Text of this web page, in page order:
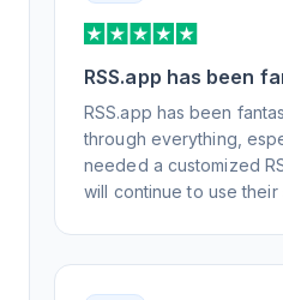
RSS.app has been
RSS.app has been
through everything,
needed a customized
will continue to use their